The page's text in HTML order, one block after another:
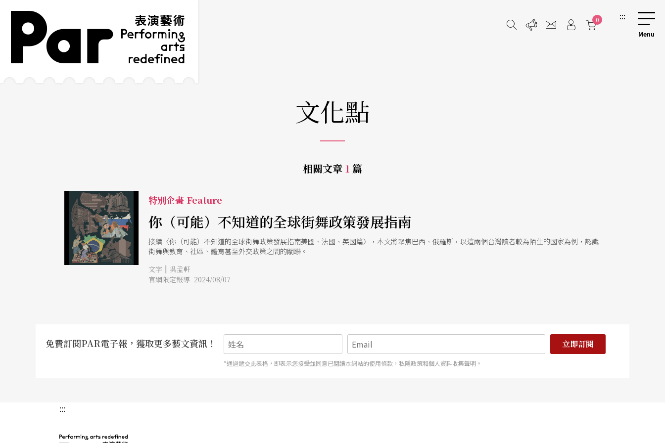
跳到主要內容區塊
網站導覽
0 :::
文化點
相關文章 1 篇
特別企畫 Feature
你（可能）不知道的全球街舞政策發展指南
接續〈你（可能）不知道的全球街舞政策發展指南美國、法國、英國篇〉，本文將聚焦巴西、俄羅斯，以這兩個台灣讀者較為陌生的國家為例，認識
街舞與教育、社區、體育甚至外交政策之間的關聯。
文字 | 吳孟軒
官網限定報導 2024/08/07
免費訂閱PAR電子報，獲取更多藝文資訊！ 立即訂閱
*通過遞交此表格，即表示您接受並同意已閱讀本網站的使用條款，私隱政策和個人資料收集聲明。
:::